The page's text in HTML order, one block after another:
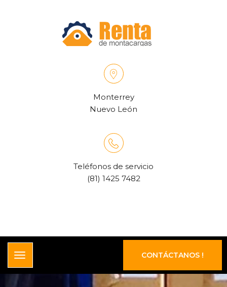
Monterrey
Nuevo León
Teléfonos de servicio
(81) 1425 7482
CONTÁCTANOS !